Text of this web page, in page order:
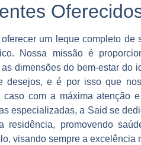
um leque completo
Nossa missão é
dimensões do bem-estar do
desejos, e é por isso que
com a máxima atenção
especializadas, a Said se
residência, promovendo
visando sempre a excelência